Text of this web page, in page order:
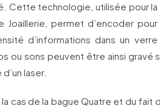
Cette technologie, utilisée pour
Joaillerie, permet d’encoder pour
d’informations dans un
ou sons peuvent être ainsi gravé
d’un laser.
la cas de la bague Quatre et du fait